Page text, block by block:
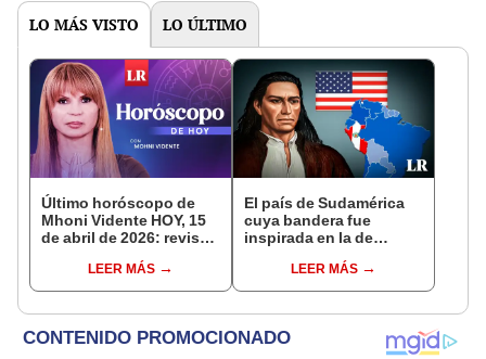
LO MÁS VISTO LO ÚLTIMO
Último horóscopo de
Mhoni Vidente HOY, 15
de abril de 2026: revisa
signo y entérate si te
espera un día
LEER MÁS
El país de Sudamérica
cuya bandera fue
inspirada en la de
guarda una relación con
Perú
LEER MÁS